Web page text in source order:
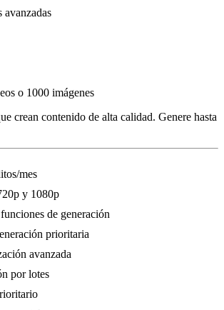
avanzadas
o 1000 imágenes
crean contenido de alta calidad. Genere hasta
mes
y 1080p
de generación
prioritaria
avanzada
por lotes